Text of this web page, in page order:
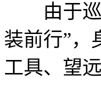
由于巡
装前行”，
工具、望